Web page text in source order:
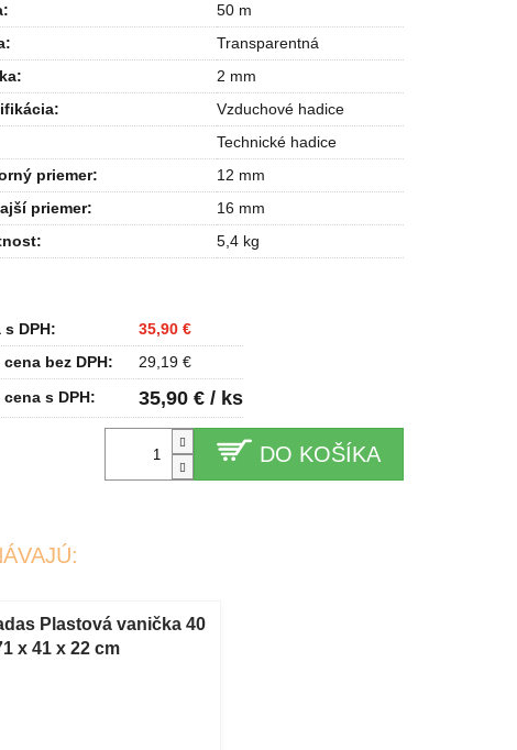
DO KOŠÍKA
:
50 m
:
Transparentná
:
2 mm
:
Vzduchové hadice
Technické hadice
priemer:
12 mm
priemer:
16 mm
: 5,4 kg
s DPH:
35,90 €
cena bez DPH:
29,19 €
cena s DPH:
35,90 € / ks
Plastová vanička 40
x 41 x 22 cm